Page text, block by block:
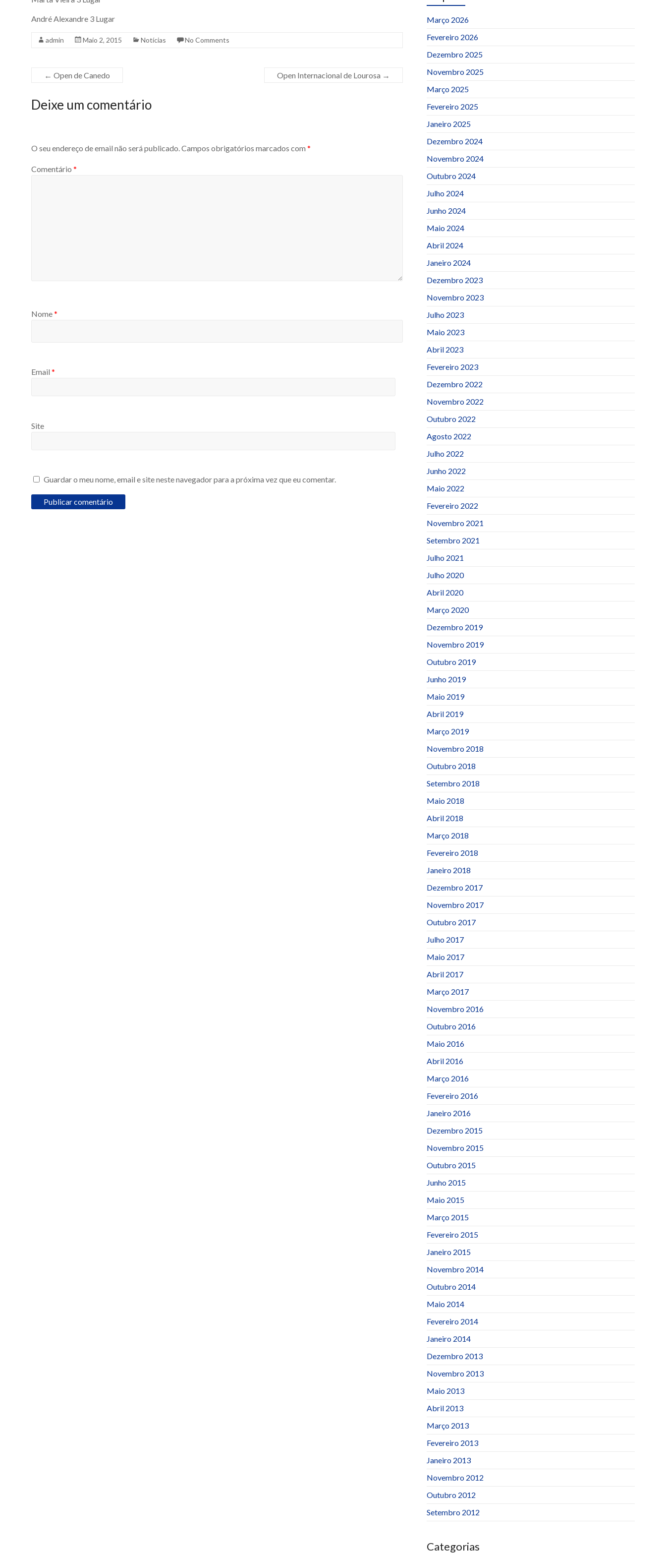
André Alexandre 3 Lugar
admin Maio 2, 2015 Notícias No Comments
← Open de Canedo Open Internacional de Lourosa →
Deixe um comentário
O seu endereço de email não será publicado.Campos obrigatórios marcados com *
Comentário *
Nome*
Email *
Site
Guardar o meu nome, email e site neste navegador para a próxima vez que eu comentar.
Março 2026
Fevereiro 2026
Dezembro 2025
Novembro 2025
Março 2025
Fevereiro 2025
Janeiro 2025
Dezembro 2024
Novembro 2024
Outubro 2024
Julho 2024
Junho 2024
Maio 2024
Abril 2024
Janeiro 2024
Dezembro 2023
Novembro 2023
Julho 2023
Maio 2023
Abril 2023
Fevereiro 2023
Dezembro 2022
Novembro 2022
Outubro 2022
Agosto 2022
Julho 2022
Junho 2022
Maio 2022
Fevereiro 2022
Novembro 2021
Setembro 2021
Julho 2021
Julho 2020
Abril 2020
Março 2020
Dezembro 2019
Novembro 2019
Outubro 2019
Junho 2019
Maio 2019
Abril 2019
Março 2019
Novembro 2018
Outubro 2018
Setembro 2018
Maio 2018
Abril 2018
Março 2018
Fevereiro 2018
Janeiro 2018
Dezembro 2017
Novembro 2017
Outubro 2017
Julho 2017
Maio 2017
Abril 2017
Março 2017
Novembro 2016
Outubro 2016
Maio 2016
Abril 2016
Março 2016
Fevereiro 2016
Janeiro 2016
Dezembro 2015
Novembro 2015
Outubro 2015
Junho 2015
Maio 2015
Março 2015
Fevereiro 2015
Janeiro 2015
Novembro 2014
Outubro 2014
Maio 2014
Fevereiro 2014
Janeiro 2014
Dezembro 2013
Novembro 2013
Maio 2013
Abril 2013
Março 2013
Fevereiro 2013
Janeiro 2013
Novembro 2012
Outubro 2012
Setembro 2012
Categorias